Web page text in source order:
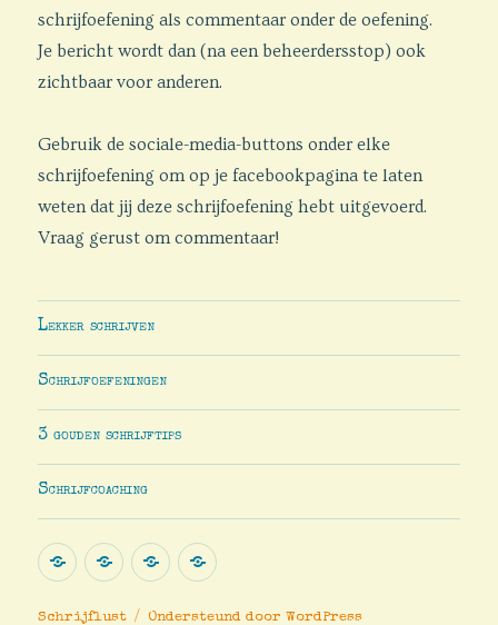
schrijfoefening als commentaar onder de oefening.
Je bericht wordt dan (na een beheerdersstop) ook
zichtbaar voor anderen.
Gebruik de sociale-media-buttons onder elke
schrijfoefening om op je facebookpagina te laten
weten dat jij deze schrijfoefening hebt uitgevoerd.
Vraag gerust om commentaar!
Lekker schrijven
Schrijfoefeningen
3 gouden schrijftips
Schrijfcoaching
LekkerSchrijfoefeningen
3
schrijftips
Schrijfcoaching
Schrijflust Ondersteund door WordPress